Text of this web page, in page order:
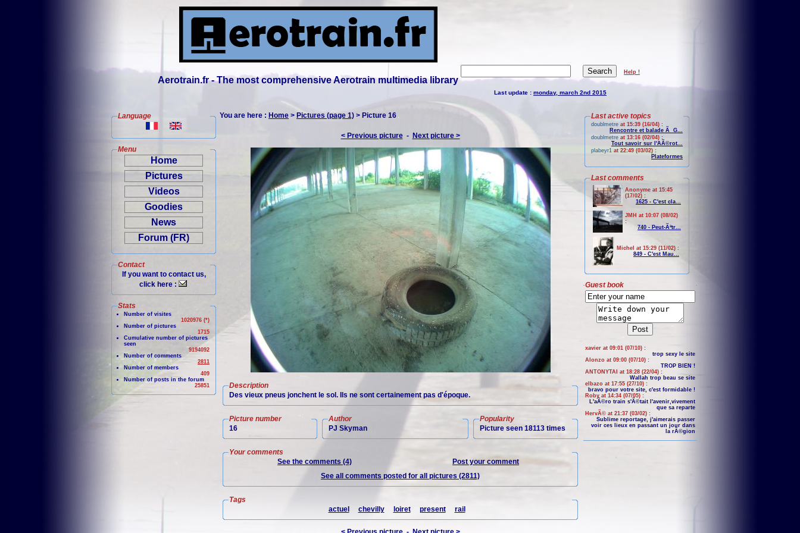
Aerotrain.fr - The most comprehensive Aerotrain multimedia library
Help !
Last update : monday, march 2nd 2015
Language
Menu
Home
Pictures
Videos
Goodies
News
Forum (FR)
Contact
If you want to contact us,
click here :
Stats
Number of visites
1020976 (*)
Number of pictures
1715
Cumulative number of pictures
seen
9194092
Number of comments
2811
Number of members
409
Number of posts in the forum
25851
You are here : Home > Pictures (page 1) > Picture 16
< Previous picture- Next picture >
Description
Des vieux pneus jonchent le sol. Ils ne sont certainement pas d'époque.
Picture number
16
Author
PJ Skyman
Popularity
Picture seen 18113 times
Your comments
See the comments (4)
Post your comment
See all comments posted for all pictures (2811)
Tags
actuel
chevilly loiret present rail
Last active topics
doublmetre at 15:39 (16/04) :
Rencontre et balade Ã G...
doublmetre at 13:16 (02/04) :
Tout savoir sur l'AÃ©rot...
plabeyr1 at 22:49 (03/02) :
Plateformes
Last comments
Anonyme at 15:45
(17/02) :
1625 - C'est cla...
JMH at 10:07 (08/02)
:
740 - Peut-Ãªtr...
Michel at 15:29 (11/02) :
849 - C'est Mau...
Guest book
xavier at 09:01 (07/10) :
trop sexy le site
Alonzo at 09:00 (07/10) :
TROP BIEN !
ANTONYTAI at 18:28 (22/04) :
Wallah trop beau se site
elbazo at 17:55 (27/10) :
bravo pour votre site, c'est formidable !
Roby at 14:34 (07/05) :
L'aÃ©ro train s'Ã©tait l'avenir,vivement
que sa reparte
HervÃ© at 21:37 (03/02) :
Sublime reportage, j'aimerais passer
voir ces lieux en passant un jour dans
la rÃ©gion